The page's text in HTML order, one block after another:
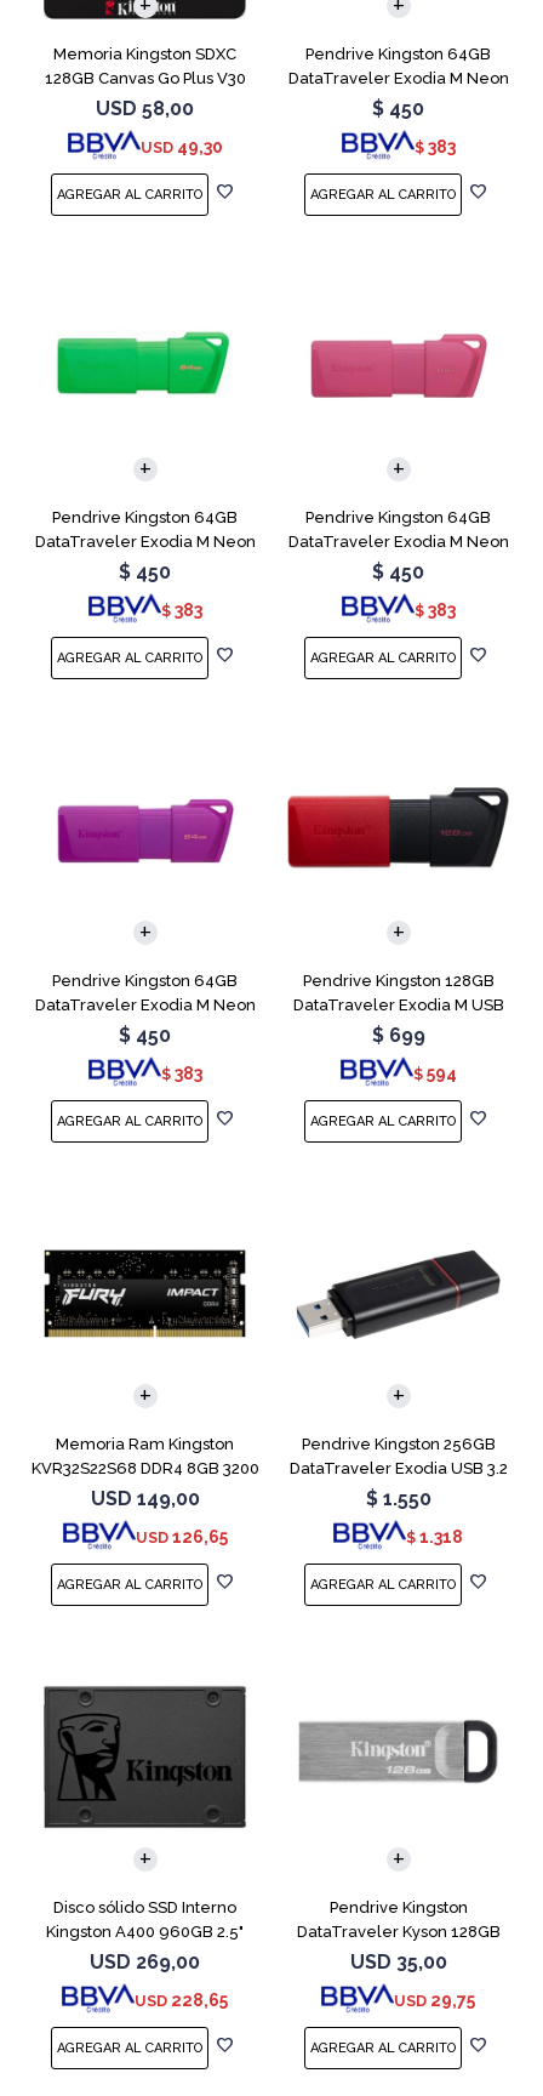
Memoria Kingston SDXC
128GB Canvas Go Plus V30
USD 58,00
USD 49,30
Pendrive Kingston 64GB
DataTraveler Exodia M Neon
Blue
$ 450
$ 383
Pendrive Kingston 64GB
DataTraveler Exodia M Neon
Green
$ 450
$ 383
Pendrive Kingston 64GB
DataTraveler Exodia M Neon
Pink
$ 450
$ 383
Pendrive Kingston 64GB
DataTraveler Exodia M Neon
Purple
$ 450
$ 383
Pendrive Kingston 128GB
DataTraveler Exodia M USB
3.2
$ 699
$ 594
Memoria Ram Kingston
KVR32S22S68 DDR4 8GB 3200
MHz Sodimm
USD 149,00
USD 126,65
Pendrive Kingston 256GB
DataTraveler Exodia USB 3.2
$ 1.550
$ 1.318
Disco sólido SSD Interno
Kingston A400 960GB 2.5"
SATA 3
USD 269,00
USD 228,65
Pendrive Kingston
DataTraveler Kyson 128GB
USB 3.2
USD 35,00
USD 29,75